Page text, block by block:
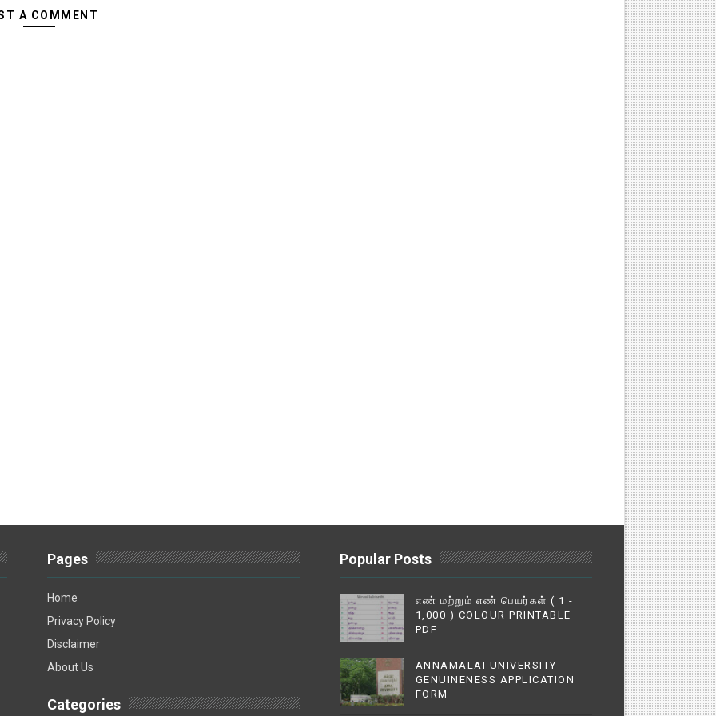
A COMMENT
Pages
Home
Privacy Policy
Disclaimer
About Us
Categories
Popular Posts
எண் மற்றும் எண் பெயர்கள் ( 1 -
1,000 ) COLOUR PRINTABLE
PDF
ANNAMALAI UNIVERSITY
GENUINENESS APPLICATION
FORM